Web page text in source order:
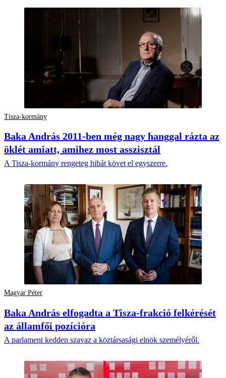
Tisza-kormány
Baka András 2011-ben még nagy hanggal rázta az
öklét amiatt, amihez most asszisztál
A Tisza-kormány rengeteg hibát követ el egyszerre.
Magyar Péter
Baka András elfogadta a Tisza-frakció felkérését
az államfői pozícióra
A parlament kedden szavaz a köztársasági elnök személyéről.